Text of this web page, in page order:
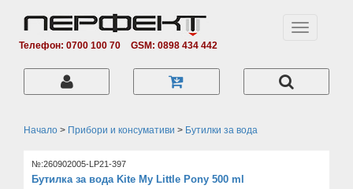
Телефон: 0700 100 70 GSM: 0898 434 442
Toggle
Начало > Прибори и консумативи > Бутилки за вода
№:260902005-LP21-397
Бутилка за вода Kite My Little Pony 500 ml